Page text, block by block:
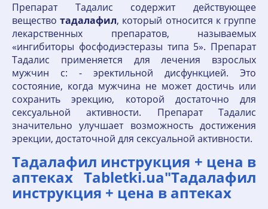
Препарат Тадалис содержит действующее
веществотадалафил, который относится к группе
лекарственных препаратов, называемых
«ингибиторы фосфодиэстеразы типа 5». Препарат
Тадалис применяется для лечения взрослых
мужчин с: - эректильной дисфункцией. Это
состояние, когда мужчина не может достичь или
сохранить эрекцию, которой достаточно для
сексуальной активности. Препарат Тадалис
значительно улучшает возможность достижения
эрекции, достаточной для сексуальной активности.
Тадалафил инструкция + цена в
аптеках Tabletki.ua"Тадалафил
инструкция + цена в аптеках